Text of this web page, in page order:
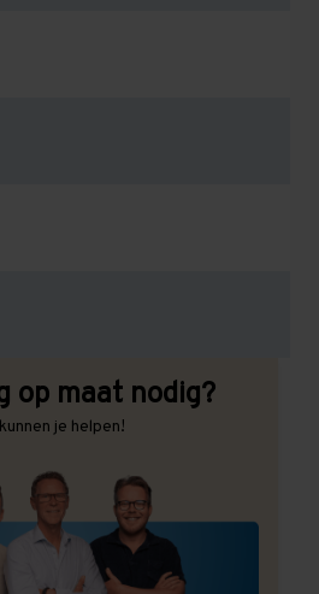
op maat nodig?
je helpen!